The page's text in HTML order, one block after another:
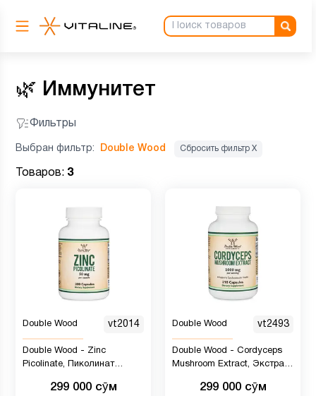
🌿 Иммунитет
Фильтры
Выбран фильтр: Double Wood Сбросить фильтр Х
Товаров: 3
Double Wood vt2014
Double Wood - Zinc
Picolinate, Пиколинат
299 000 сӯм
Double Wood vt2493
Double Wood - Cordyceps
Mushroom Extract, Экстракт
капсул299 000 сӯм